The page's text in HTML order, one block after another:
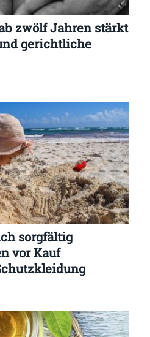
zwölf Jahren stärkt
gerichtliche
sorgfältig
vor Kauf